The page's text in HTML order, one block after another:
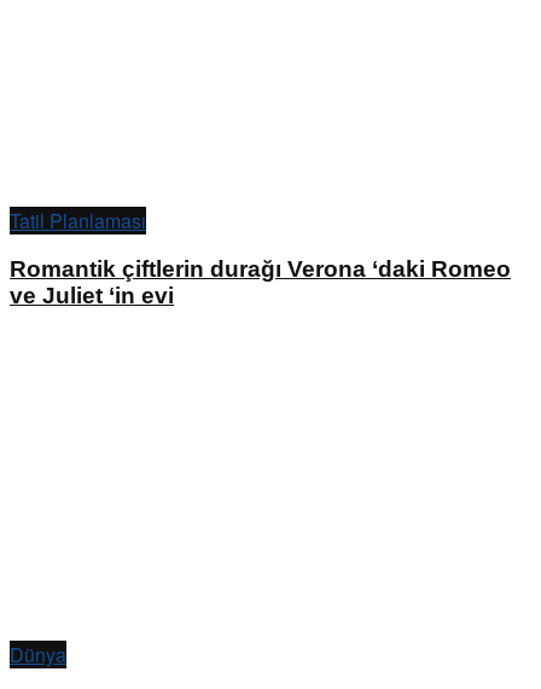
Tatil Planlaması
Romantik çiftlerin durağı Verona ‘daki Romeo
ve Juliet ‘in evi
Dünya